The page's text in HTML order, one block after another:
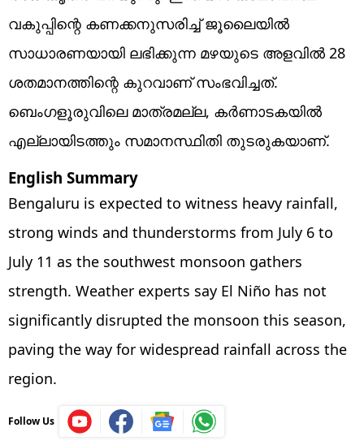
വകുപ്പിന്റെ കണക്കനുസരിച്ച് ജൂലൈയില്‍
സാധാരണയായി ലഭിക്കുന്ന മഴയുടെ അളവില്‍ 28
ശതമാനത്തിന്റെ കുറവാണ് സംഭവിച്ചത്.
ബെംഗളൂരുവിലെ മാത്രമല്ല, കര്‍ണാടകയില്‍
എല്ലായിടത്തും സമാനസ്ഥിതി തുടരുകയാണ്.
English Summary
Bengaluru is expected to witness heavy rainfall,
strong winds and thunderstorms from July 6 to
July 11 as the southwest monsoon gathers
strength. Weather experts say El Niño has not
significantly disrupted the monsoon this season,
paving the way for widespread rainfall across the
region.
Follow Us